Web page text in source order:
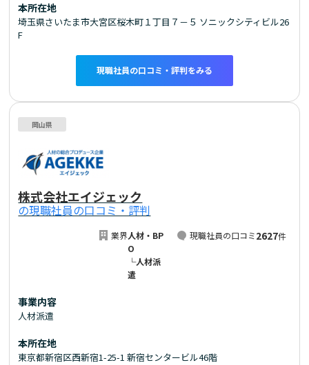
本所在地
埼玉県さいたま市大宮区桜木町１丁目７－５ ソニックシティビル26
F
現職社員の口コミ・評判をみる
岡山県
株式会社エイジェック
の現職社員の口コミ・評判
業界人材・BP
O
└人材派
遣
現職社員の口コミ2627件
事業内容
人材派遣
本所在地
東京都新宿区西新宿1-25-1 新宿センタービル46階